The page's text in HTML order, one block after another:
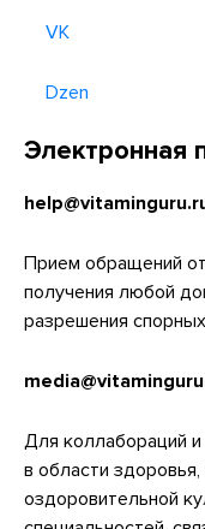
VK
Dzen
Электронная
Прием обращений от
получения любой
разрешения
Для коллабораций
в области
оздоровительной